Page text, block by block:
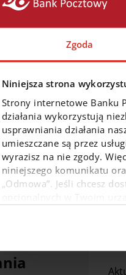
Zgoda
Niniejsza strona
Strony internetowe Banku
działania wykorzystują
usprawniania działania
umieszczane są przez
wyrazisz na nie zgody.
niniejszego komunikatu
„Odmowa”. Jeśli chcesz
danych osobowych, w